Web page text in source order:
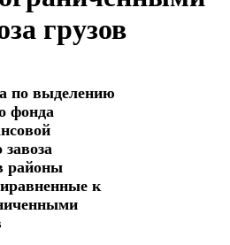
грузов
по выделению
фонда
районы
к